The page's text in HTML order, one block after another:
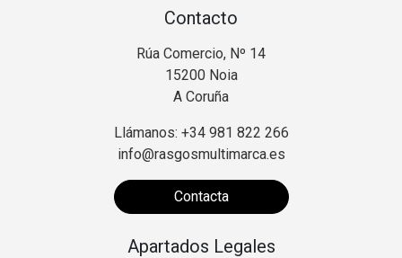
Contacto
Rúa Comercio, Nº 14
15200 Noia
A Coruña
Llámanos: +34 981 822 266
info@rasgosmultimarca.es
Contacta
Apartados Legales